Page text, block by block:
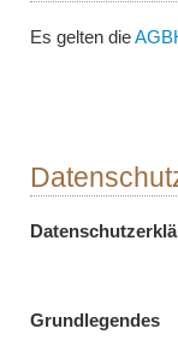
Es gelten die
Grundlegendes